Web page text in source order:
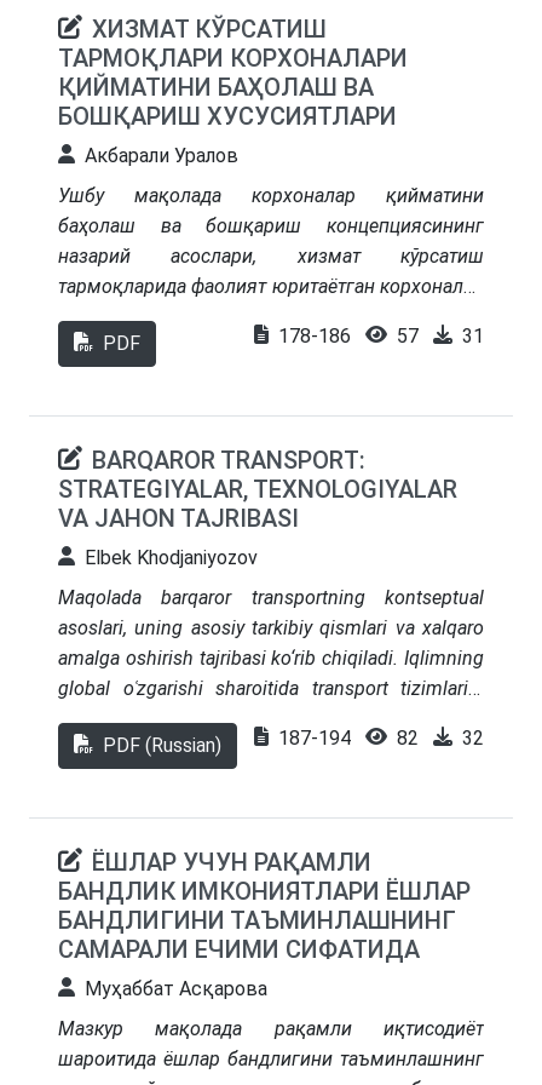
shamol va gidroenergetika ishlab chiqarishining
zamonaviy holati, “yashil” iqtisodiyotga o‘tish
sohasidagi davlat siyosati hamda energetik
transformatsiyaning milliy iqtisodiyot
barqarorligiga ta’siri tahlil qilingan. Energetika
loyihalariga xos iqlimiy, texnologik, investitsiyaviy
va infratuzilmaviy risklarni boshqarishda sug‘urta
bozorining o‘rniga alohida e’tibor qaratilgan.
ХИЗМАТ КЎРСАТИШ
ТАРМОҚЛАРИ КОРХОНАЛАРИ
ҚИЙМАТИНИ БАҲОЛАШ ВА
БОШҚАРИШ ХУСУСИЯТЛАРИ
Акбарали Уралов
Ушбу мақолада корхоналар қийматини
баҳолаш ва бошқариш концепциясининг
назарий асослари, хизмат кўрсатиш
тармоқларида фаолият юритаётган корхоналар
қийматини баҳолаш ва бошқариш
хусусиятлари ҳамда хизмат кўрсатиш
хизмат кўрсатиш тармоғи ўрни ва
аҳамиятининг ошиб бориш шароитларида
хизмат кўрсатиш тармоқларида фаолият
юритаётган корхоналарда корхона қийматини
бошқариш самарадорлигини ошириш бўйича
таклифлар келтирилган.
PDF 178-186 57 31
BARQAROR TRANSPORT:
STRATEGIYALAR, TEXNOLOGIYALAR
VA JAHON TAJRIBASI
Elbek Khodjaniyozov
Maqolada barqarortransportning kontseptual
asoslari, uning asosiy tarkibiy qismlari va xalqaro
amalga oshirish tajribasi ko‘rib chiqiladi. Iqlimning
global oʿzgarishi sharoitida transport tizimlarini
o‘zgartirishning ekologik, iqtisodiy va ijtimoiy
jihatlari tahlil qilinadi. Elektromobilizatsiya, jamoat
diagrammalar va eng yaxshi jahon amaliyotlarining
qiyosiy tahlili keltirilgan.
PDF (Russian) 187-194 82 32
ЁШЛАР УЧУН РАҚАМЛИ
БАНДЛИК ИМКОНИЯТЛАРИ ЁШЛАР
БАНДЛИГИНИ ТАЪМИНЛАШНИНГ
САМАРАЛИ ЕЧИМИ СИФАТИДА
Муҳаббат Асқарова
Мазкур мақолада рақамли иқтисодиёт
шароитида ёшлар бандлигини таъминлашнинг